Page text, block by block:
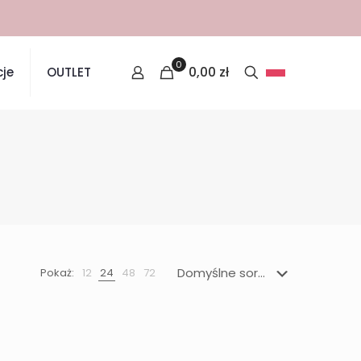
OUTLET 0 0,00 zł
Pokaż: 12 24 48 72